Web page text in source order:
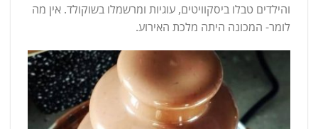
והילדים טבלו ביסקוויטים, עוגיות ומרשמלו בשוקולד. אין מה
לומר- המכונה היתה מלכת האירוע.